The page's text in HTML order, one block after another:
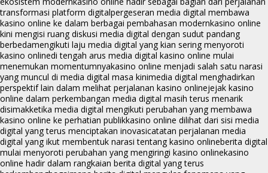
transformasi platform digitalpergeseran media digital membawa
kasino online ke dalam berbagai pembahasan modernkasino online
kini mengisi ruang diskusi media digital dengan sudut pandang
berbedamengikuti laju media digital yang kian sering menyoroti
kasino onlinedi tengah arus media digital kasino online mulai
menemukan momentumnyakasino online menjadi salah satu narasi
yang muncul di media digital masa kinimedia digital menghadirkan
perspektif lain dalam melihat perjalanan kasino onlinejejak kasino
online dalam perkembangan media digital masih terus menarik
disimakketika media digital mengikuti perubahan yang membawa
kasino online ke perhatian publikkasino online dilihat dari sisi media
digital yang terus menciptakan inovasicatatan perjalanan media
digital yang ikut membentuk narasi tentang kasino onlineberita digital
mulai menyoroti perubahan yang mengiringi kasino onlinekasino
online hadir dalam rangkaian berita digital yang terus